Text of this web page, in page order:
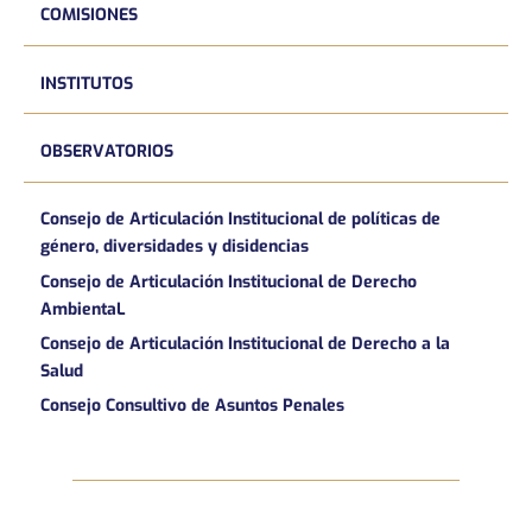
COMISIONES
INSTITUTOS
OBSERVATORIOS
Consejo de Articulación Institucional de políticas de
género, diversidades y disidencias
Consejo de Articulación Institucional de Derecho
AmbientaL
Consejo de Articulación Institucional de Derecho a la
Salud
Consejo Consultivo de Asuntos Penales